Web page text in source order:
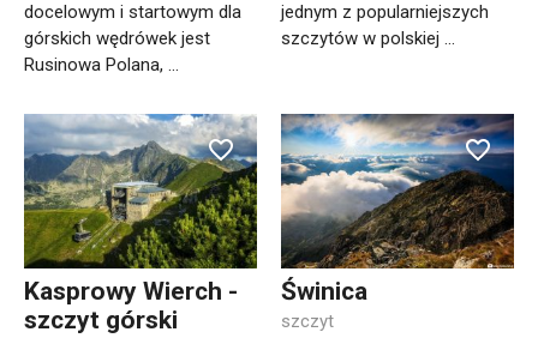
docelowym i startowym dla
górskich wędrówek jest
Rusinowa Polana, ...
jednym z popularniejszych
szczytów w polskiej ...
Kasprowy Wierch -
szczyt górski
Świnica
szczyt